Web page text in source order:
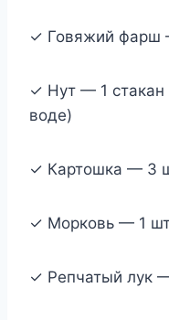
✓ Говяжий фарш
✓ Нут — 1 стакан
воде)
✓ Картошка — 3
✓ Морковь — 1
✓ Репчатый лук